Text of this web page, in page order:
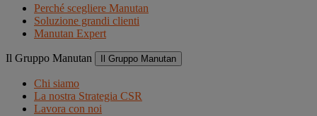
Perché scegliere Manutan
Soluzione grandi clienti
Manutan Expert
Il Gruppo Manutan Il Gruppo Manutan
Chi siamo
La nostra Strategia CSR
Lavora con noi